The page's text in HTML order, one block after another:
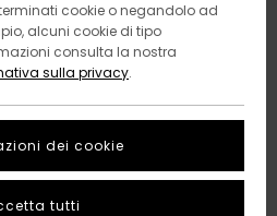
cookie o negandolo ad
alcuni cookie di tipo
consulta la nostra
sulla privacy.
dei cookie
tutti